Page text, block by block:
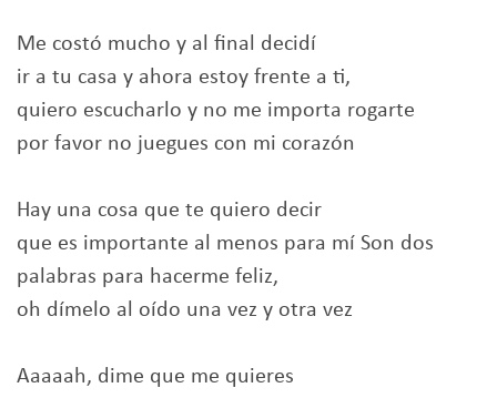
Me costó mucho y al final decidí
ir a tu casa y ahora estoy frente a ti,
quiero escucharlo y no me importa rogarte
por favor no juegues con mi corazón
Hay una cosa que te quiero decir
que es importante al menos para mí Son dos
palabras para hacerme feliz,
oh dímelo al oído una vez y otra vez
Aaaaah, dime que me quieres